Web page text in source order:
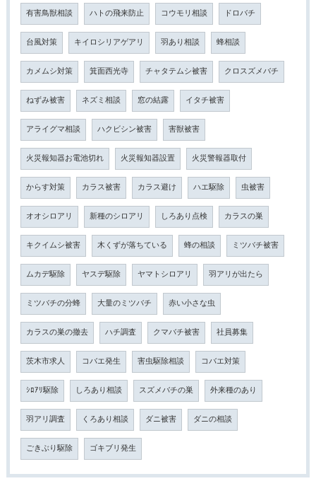
有害鳥獣相談 ハトの飛来防止 コウモリ相談 ドロバチ
台風対策 キイロシリアゲアリ 羽あり相談 蜂相談
カメムシ対策 箕面西光寺 チャタテムシ被害 クロスズメバチ
ねずみ被害 ネズミ相談 窓の結露 イタチ被害
アライグマ相談 ハクビシン被害 害獣被害
火災報知器お電池切れ 火災報知器設置 火災警報器取付
からす対策 カラス被害 カラス避け ハエ駆除 虫被害
オオシロアリ 新種のシロアリ しろあり点検 カラスの巣
キクイムシ被害 木くずが落ちている 蜂の相談 ミツバチ被害
ムカデ駆除 ヤスデ駆除 ヤマトシロアリ 羽アリが出たら
ミツバチの分蜂 大量のミツバチ 赤い小さな虫
カラスの巣の撤去 ハチ調査 クマバチ被害 社員募集
茨木市求人 コバエ発生 害虫駆除相談 コバエ対策
ｼﾛｱﾘ駆除 しろあり相談 スズメバチの巣 外来種のあり
羽アリ調査 くろあり相談 ダニ被害 ダニの相談
ごきぶり駆除 ゴキブリ発生